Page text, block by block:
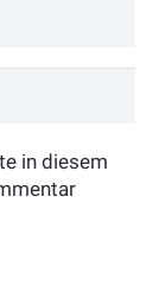
in diesem